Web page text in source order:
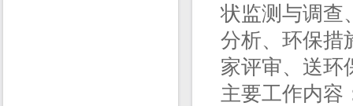
状监测与调查
分析、环保措
家评审、送环
主要工作内容